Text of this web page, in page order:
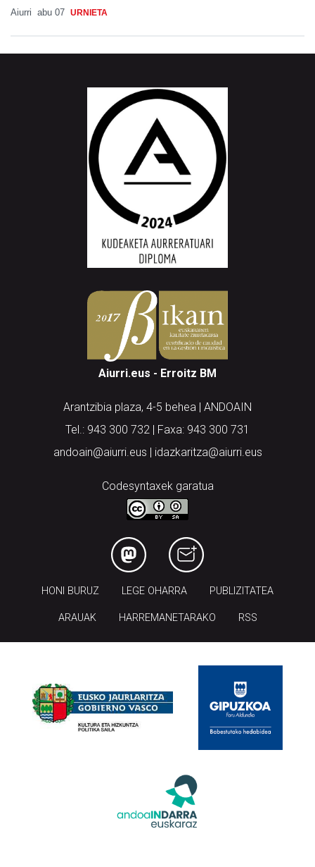
Aiurri abu 07 URNIETA
Aiurri.eus - Erroitz BM
Arantzibia plaza, 4-5 behea | ANDOAIN
Tel.: 943 300 732 | Faxa: 943 300 731
andoain@aiurri.eus | idazkaritza@aiurri.eus
Codesyntaxek garatua
HONI BURUZ LEGE OHARRA PUBLIZITATEA
ARAUAK HARREMANETARAKO RSS